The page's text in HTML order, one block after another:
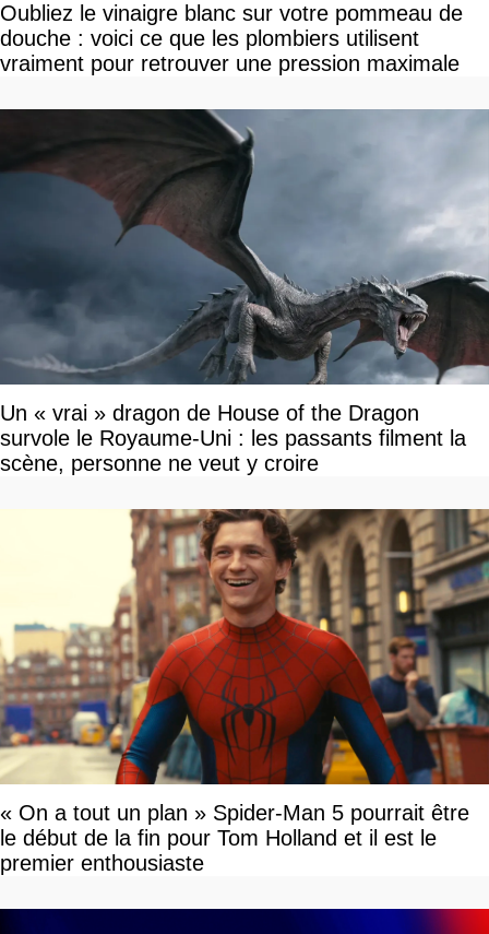
Oubliez le vinaigre blanc sur votre pommeau de
douche : voici ce que les plombiers utilisent
vraiment pour retrouver une pression maximale
Un « vrai » dragon de House of the Dragon
survole le Royaume-Uni : les passants filment la
scène, personne ne veut y croire
« On a tout un plan » Spider-Man 5 pourrait être
le début de la fin pour Tom Holland et il est le
premier enthousiaste